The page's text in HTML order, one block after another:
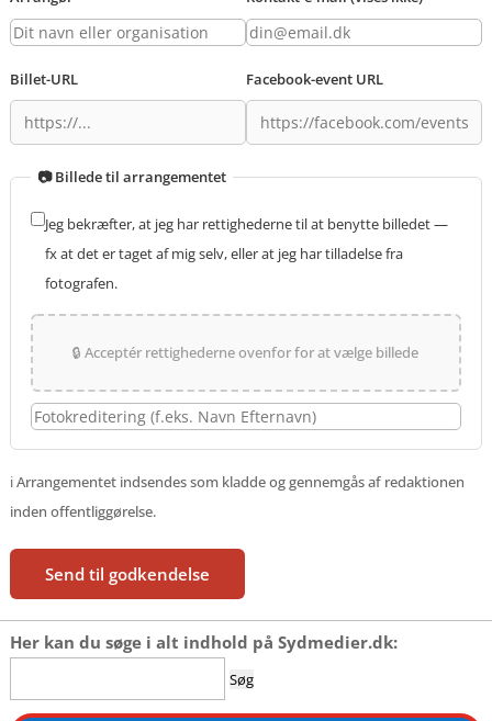
Billet-URL Facebook-event URL
📷 Billede til arrangementet
Jeg bekræfter, at jeg har rettighederne til at benytte billedet —
fx at det er taget af mig selv, eller at jeg har tilladelse fra
fotografen.
🔒 Acceptér rettighederne ovenfor for at vælge billede
ℹ️ Arrangementet indsendes som kladde og gennemgås af redaktionen
inden offentliggørelse.
Send til godkendelse
Her kan du søge i alt indhold på Sydmedier.dk:
efter: